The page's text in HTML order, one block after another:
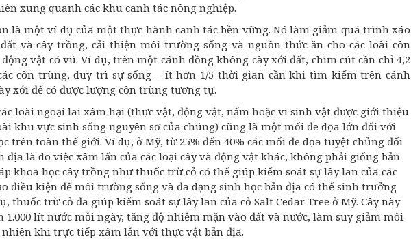
xung quanh các khu canh tác nông nghiệp.
là một ví dụ của một thực hành canh tác bền vững. Nó làm giảm quá trình xáo
và cây trồng, cải thiện môi trường sống và nguồn thức ăn cho các loài côn
vật có vú. Ví dụ, trên một cánh đồng không cày xới đất, chim cút cần chỉ 4,2
côn trùng, duy trì sự sống – ít hơn 1/5 thời gian cần khi tìm kiếm trên cánh
xới để có được lượng côn trùng tương tự.
loài ngoại lai xâm hại (thực vật, động vật, nấm hoặc vi sinh vật được giới thiệu
khu vực sinh sống nguyên sơ của chúng) cũng là một mối đe dọa lớn đối với
trên toàn thế giới. Ví dụ, ở Mỹ, từ 25% đến 40% các mối đe dọa tuyệt chủng đối
địa là do việc xâm lấn của các loại cây và động vật khác, không phải giống bản
khoa học cây trồng như thuốc trừ cỏ có thể giúp kiểm soát sự lây lan của các
điều kiện để môi trường sống và đa dạng sinh học bản địa có thể sinh trưởng
thuốc trừ cỏ đã giúp kiểm soát sự lây lan của cỏ Salt Cedar Tree ở Mỹ. Cây này
1.000 lít nước mỗi ngày, tăng độ nhiễm mặn vào đất và nước, làm suy giảm môi
khi trực tiếp xâm lẫn với thực vật bản địa.